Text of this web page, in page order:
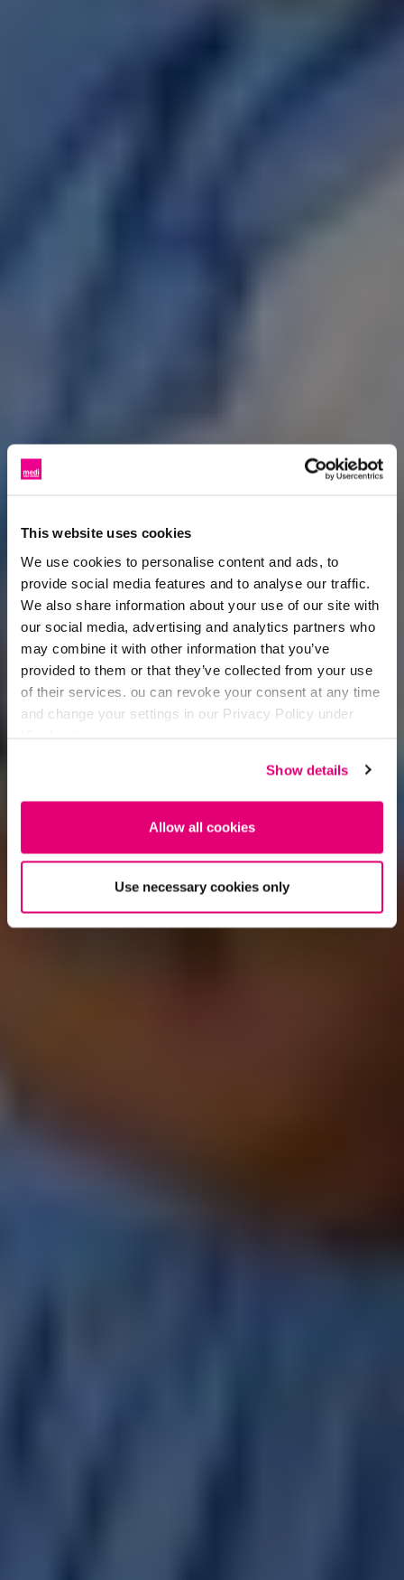
This website uses cookies
We use cookies to personalise content and ads, to
provide social media features and to analyse our traffic.
We also share information about your use of our site with
our social media, advertising and analytics partners who
may combine it with other information that you’ve
provided to them or that they’ve collected from your use
of their services. ou can revoke your consent at any time
and change your settings in our Privacy Policy under
Show details
Allow all cookies
Use necessary cookies only